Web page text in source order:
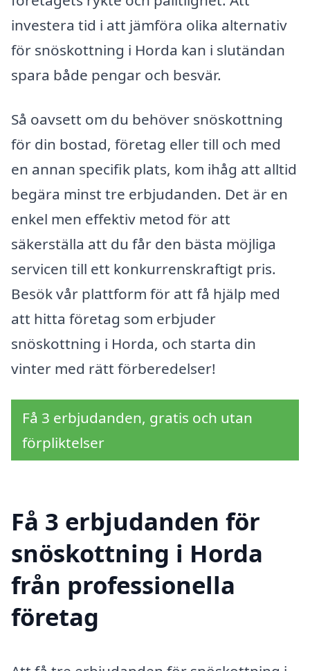
investera tid i att jämföra olika alternativ
för snöskottning i Horda kan i slutändan
spara både pengar och besvär.
Så oavsett om du behöver snöskottning
för din bostad, företag eller till och med
en annan specifik plats, kom ihåg att alltid
begära minst tre erbjudanden. Det är en
enkel men effektiv metod för att
säkerställa att du får den bästa möjliga
servicen till ett konkurrenskraftigt pris.
Besök vår plattform för att få hjälp med
att hitta företag som erbjuder
snöskottning i Horda, och starta din
vinter med rätt förberedelser!
Få 3 erbjudanden, gratis och utan
förpliktelser
Få 3 erbjudanden för
snöskottning i Horda
från professionella
företag